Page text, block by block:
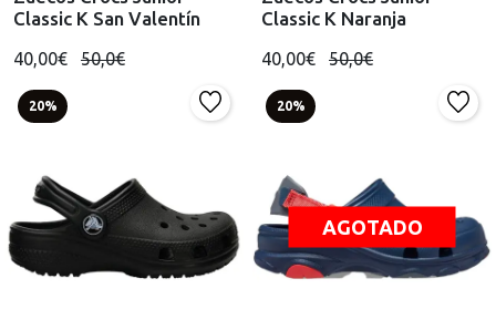
Classic K San Valentín
40,00€ 50,0€
Classic K Naranja
40,00€ 50,0€
20% 20%
AGOTADO